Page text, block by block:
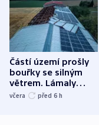
Částí území prošly
bouřky se silným
větrem. Lámaly
stromy a poničily
včera před 6 h